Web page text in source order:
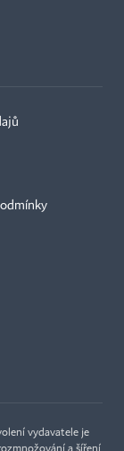
vydavatele je